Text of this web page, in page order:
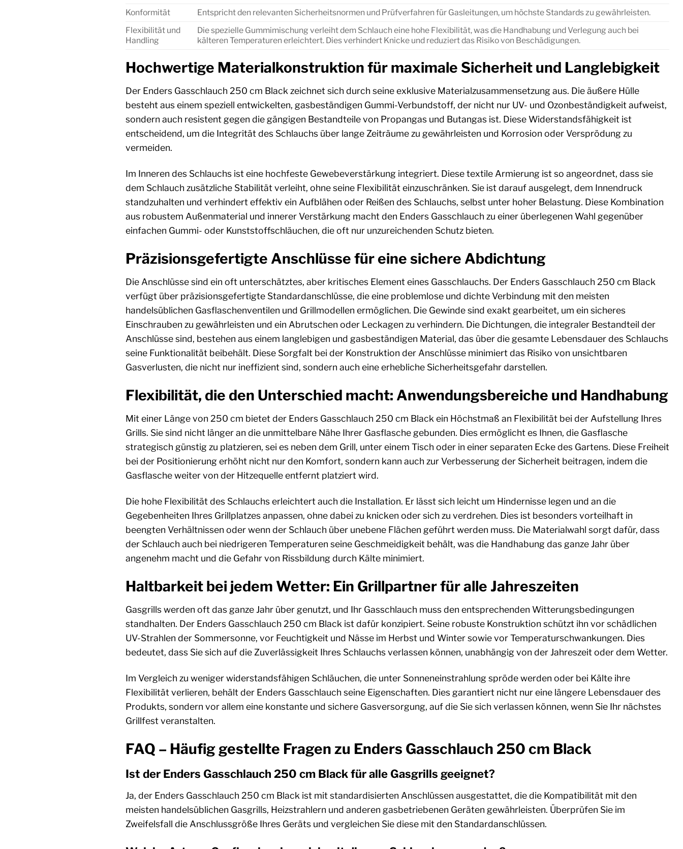
Konformität
Entspricht den relevanten Sicherheitsnormen und Prüfverfahren für Gasleitungen, um höchste Standards zu gewährleisten.
Flexibilität und
Handling
Die spezielle Gummimischung verleiht dem Schlauch eine hohe Flexibilität, was die Handhabung und Verlegung auch bei
kälteren Temperaturen erleichtert. Dies verhindert Knicke und reduziert das Risiko von Beschädigungen.
Hochwertige Materialkonstruktion für maximale Sicherheit und Langlebigkeit
Der Enders Gasschlauch 250 cm Black zeichnet sich durch seine exklusive Materialzusammensetzung aus. Die äußere Hülle
besteht aus einem speziell entwickelten, gasbeständigen Gummi-Verbundstoff, der nicht nur UV- und Ozonbeständigkeit aufweist,
sondern auch resistent gegen die gängigen Bestandteile von Propangas und Butangas ist. Diese Widerstandsfähigkeit ist
entscheidend, um die Integrität des Schlauchs über lange Zeiträume zu gewährleisten und Korrosion oder Versprödung zu
vermeiden.
Im Inneren des Schlauchs ist eine hochfeste Gewebeverstärkung integriert. Diese textile Armierung ist so angeordnet, dass sie
dem Schlauch zusätzliche Stabilität verleiht, ohne seine Flexibilität einzuschränken. Sie ist darauf ausgelegt, dem Innendruck
standzuhalten und verhindert effektiv ein Aufblähen oder Reißen des Schlauchs, selbst unter hoher Belastung. Diese Kombination
aus robustem Außenmaterial und innerer Verstärkung macht den Enders Gasschlauch zu einer überlegenen Wahl gegenüber
einfachen Gummi- oder Kunststoffschläuchen, die oft nur unzureichenden Schutz bieten.
Präzisionsgefertigte Anschlüsse für eine sichere Abdichtung
Die Anschlüsse sind ein oft unterschätztes, aber kritisches Element eines Gasschlauchs. Der Enders Gasschlauch 250 cm Black
verfügt über präzisionsgefertigte Standardanschlüsse, die eine problemlose und dichte Verbindung mit den meisten
handelsüblichen Gasflaschenventilen und Grillmodellen ermöglichen. Die Gewinde sind exakt gearbeitet, um ein sicheres
Einschrauben zu gewährleisten und ein Abrutschen oder Leckagen zu verhindern. Die Dichtungen, die integraler Bestandteil der
Anschlüsse sind, bestehen aus einem langlebigen und gasbeständigen Material, das über die gesamte Lebensdauer des Schlauchs
seine Funktionalität beibehält. Diese Sorgfalt bei der Konstruktion der Anschlüsse minimiert das Risiko von unsichtbaren
Gasverlusten, die nicht nur ineffizient sind, sondern auch eine erhebliche Sicherheitsgefahr darstellen.
Flexibilität, die den Unterschied macht: Anwendungsbereiche und Handhabung
Mit einer Länge von 250 cm bietet der Enders Gasschlauch 250 cm Black ein Höchstmaß an Flexibilität bei der Aufstellung Ihres
Grills. Sie sind nicht länger an die unmittelbare Nähe Ihrer Gasflasche gebunden. Dies ermöglicht es Ihnen, die Gasflasche
strategisch günstig zu platzieren, sei es neben dem Grill, unter einem Tisch oder in einer separaten Ecke des Gartens. Diese Freiheit
bei der Positionierung erhöht nicht nur den Komfort, sondern kann auch zur Verbesserung der Sicherheit beitragen, indem die
Gasflasche weiter von der Hitzequelle entfernt platziert wird.
Die hohe Flexibilität des Schlauchs erleichtert auch die Installation. Er lässt sich leicht um Hindernisse legen und an die
Gegebenheiten Ihres Grillplatzes anpassen, ohne dabei zu knicken oder sich zu verdrehen. Dies ist besonders vorteilhaft in
beengten Verhältnissen oder wenn der Schlauch über unebene Flächen geführt werden muss. Die Materialwahl sorgt dafür, dass
der Schlauch auch bei niedrigeren Temperaturen seine Geschmeidigkeit behält, was die Handhabung das ganze Jahr über
angenehm macht und die Gefahr von Rissbildung durch Kälte minimiert.
Haltbarkeit bei jedem Wetter: Ein Grillpartner für alle Jahreszeiten
Gasgrills werden oft das ganze Jahr über genutzt, und Ihr Gasschlauch muss den entsprechenden Witterungsbedingungen
standhalten. Der Enders Gasschlauch 250 cm Black ist dafür konzipiert. Seine robuste Konstruktion schützt ihn vor schädlichen
UV-Strahlen der Sommersonne, vor Feuchtigkeit und Nässe im Herbst und Winter sowie vor Temperaturschwankungen. Dies
bedeutet, dass Sie sich auf die Zuverlässigkeit Ihres Schlauchs verlassen können, unabhängig von der Jahreszeit oder dem Wetter.
Im Vergleich zu weniger widerstandsfähigen Schläuchen, die unter Sonneneinstrahlung spröde werden oder bei Kälte ihre
Flexibilität verlieren, behält der Enders Gasschlauch seine Eigenschaften. Dies garantiert nicht nur eine längere Lebensdauer des
Produkts, sondern vor allem eine konstante und sichere Gasversorgung, auf die Sie sich verlassen können, wenn Sie Ihr nächstes
Grillfest veranstalten.
FAQ – Häufig gestellte Fragen zu Enders Gasschlauch 250 cm Black
Ist der Enders Gasschlauch 250 cm Black für alle Gasgrills geeignet?
Ja, der Enders Gasschlauch 250 cm Black ist mit standardisierten Anschlüssen ausgestattet, die die Kompatibilität mit den
meisten handelsüblichen Gasgrills, Heizstrahlern und anderen gasbetriebenen Geräten gewährleisten. Überprüfen Sie im
Zweifelsfall die Anschlussgröße Ihres Geräts und vergleichen Sie diese mit den Standardanschlüssen.